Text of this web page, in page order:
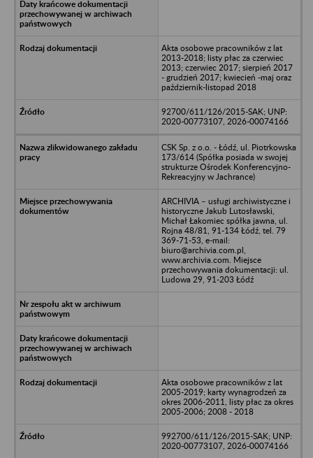
Akta osobowe pracowników z lat
2013-2018; listy płac za czerwiec
2013; czerwiec 2017; sierpień 2017
- grudzień 2017; kwiecień -maj oraz
październik-listopad 2018
92700/611/126/2015-SAK; UNP:
2020-00773107, 2026-00074166
CSK Sp. z o.o. - Łódź, ul. Piotrkowska
173/614 (Spółka posiada w swojej
strukturze Ośrodek Konferencyjno-
Rekreacyjny w Jachrance)
ARCHIVIA – usługi archiwistyczne i
historyczne Jakub Lutosławski,
Michał Łakomiec spółka jawna, ul.
Rojna 48/81, 91-134 Łódź, tel. 79
369-71-53, e-mail:
biuro@archivia.com.pl,
www.archivia.com. Miejsce
przechowywania dokumentacji: ul.
Ludowa 29, 91-203 Łódź
Akta osobowe pracowników z lat
2005-2019; karty wynagrodzeń za
okres 2006-2011, listy płac za okres
2005-2006; 2008 - 2018
992700/611/126/2015-SAK; UNP:
2020-00773107, 2026-00074166